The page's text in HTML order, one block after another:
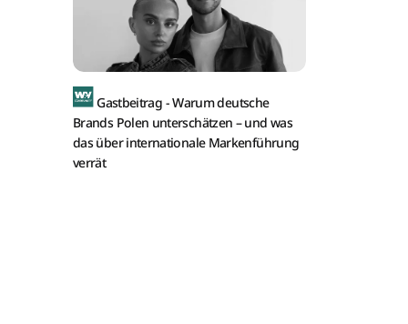
Gastbeitrag -Warum deutsche
Brands Polen unterschätzen – und was
das über internationale Markenführung
verrät